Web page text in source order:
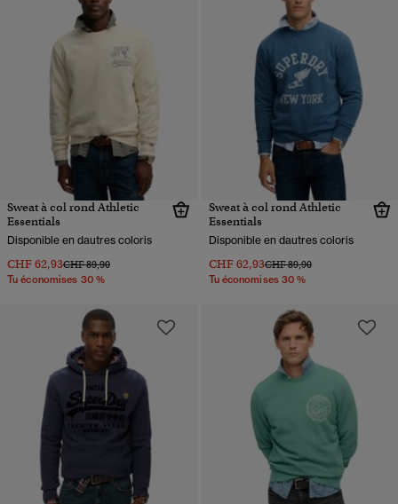
Sweat à col rond Athletic
Essentials
Disponible en dautres coloris
CHF 62,93Prix réduit de
CHF 89,90à
Tu économises 30 %
Sweat à col rond Athletic
Essentials
Disponible en dautres coloris
CHF 62,93Prix réduit de
CHF 89,90à
Tu économises 30 %